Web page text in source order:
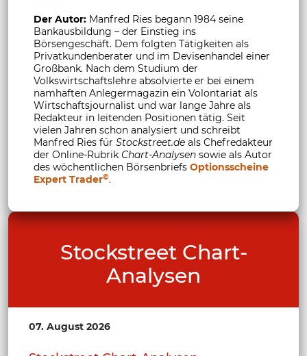
Der Autor: Manfred Ries begann 1984 seine
Bankausbildung – der Einstieg ins
Börsengeschäft. Dem folgten Tätigkeiten als
Privatkundenberater und im Devisenhandel einer
Großbank. Nach dem Studium der
Volkswirtschaftslehre absolvierte er bei einem
namhaften Anlegermagazin ein Volontariat als
Wirtschaftsjournalist und war lange Jahre als
Redakteur in leitenden Positionen tätig. Seit
vielen Jahren schon analysiert und schreibt
Manfred Ries für Stockstreet.de als Chefredakteur
der Online-Rubrik Chart-Analysen sowie als Autor
des wöchentlichen Börsenbriefs Optionsscheine
Expert Trader©.
Stockstreet Chart-
Analysen
07. August 2026